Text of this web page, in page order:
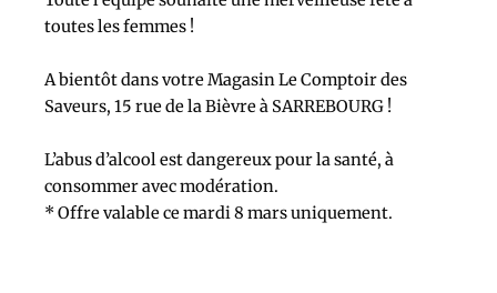
toutes les femmes !
A bientôt dans votre Magasin Le Comptoir des
Saveurs, 15 rue de la Bièvre à SARREBOURG !
L’abus d’alcool est dangereux pour la santé, à
consommer avec modération.
* Offre valable ce mardi 8 mars uniquement.